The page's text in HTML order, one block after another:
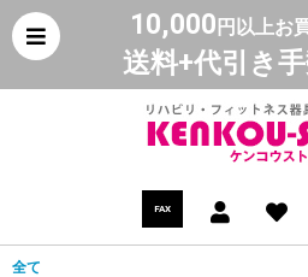
10,000 円以上お
送料+代引き
FAX
全て